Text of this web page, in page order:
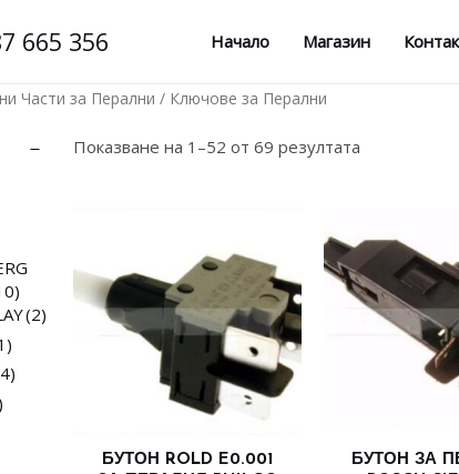
665 356 Начало Магазин
Части за Перални / Ключове за Перални
(2)
Показване на 1–52 от 69 резултата
БУТОН ROLD E0.001
БУТОН ЗА